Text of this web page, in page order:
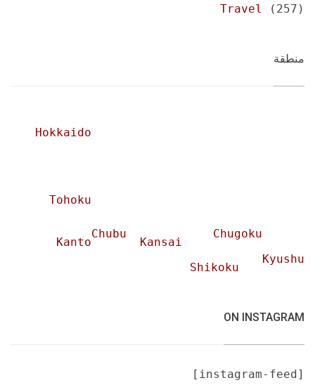
Travel
(257)
منطقة
Hokkaido
Tohoku
Chubu Chugoku
Kansai
Kanto
Kyushu
Shikoku
ON INSTAGRAM
[instagram-feed]